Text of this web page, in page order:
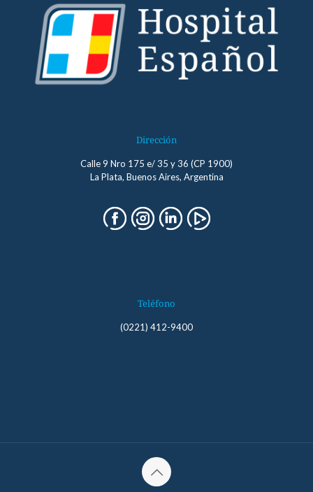
Dirección
Calle 9 Nro 175 e/ 35 y 36 (CP 1900)
La Plata, Buenos Aires, Argentina
Teléfono
(0221) 412-9400